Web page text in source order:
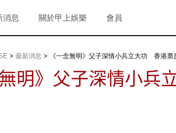
消息 關於甲上娛樂 會員
> 最新消息 > 《一念無明》父子深情小兵立大功 香港票
無明》父子深情小